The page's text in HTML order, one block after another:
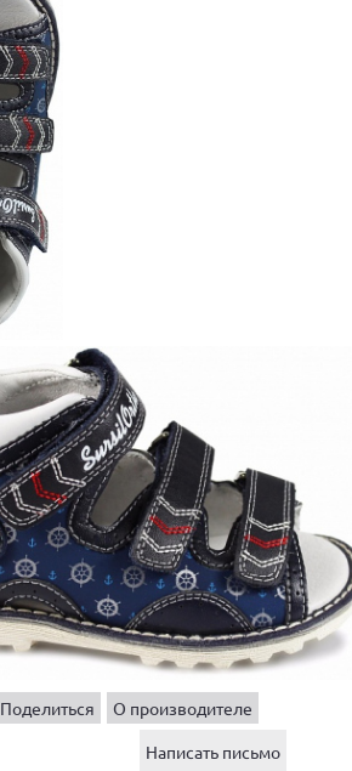
Поделиться
О производителе
Написать письмо